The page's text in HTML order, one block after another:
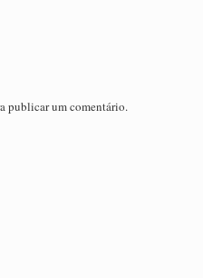
publicar um comentário.